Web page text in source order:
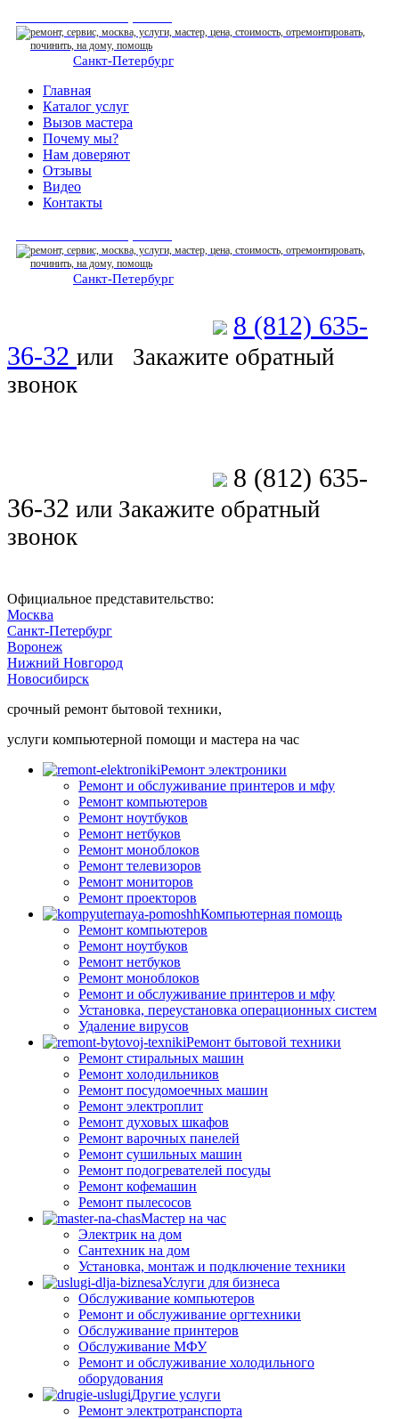
Санкт-Петербург
Главная
Каталог услуг
Вызов мастера
Почему мы?
Нам доверяют
Отзывы
Видео
Контакты
Санкт-Петербург
8 (812) 635-
36-32 или
Закажите обратный
звонок
8 (812) 635-
36-32 или Закажите обратный
звонок
Официальное представительство:
Москва
Санкт-Петербург
Воронеж
Нижний Новгород
Новосибирск
срочный ремонт бытовой техники,
услуги компьютерной помощи и мастера на час
Ремонт электроники
Ремонт и обслуживание принтеров и мфу
Ремонт компьютеров
Ремонт ноутбуков
Ремонт нетбуков
Ремонт моноблоков
Ремонт телевизоров
Ремонт мониторов
Ремонт проекторов
Компьютерная помощь
Ремонт компьютеров
Ремонт ноутбуков
Ремонт нетбуков
Ремонт моноблоков
Ремонт и обслуживание принтеров и мфу
Установка, переустановка операционных систем
Удаление вирусов
Ремонт бытовой техники
Ремонт стиральных машин
Ремонт холодильников
Ремонт посудомоечных машин
Ремонт электроплит
Ремонт духовых шкафов
Ремонт варочных панелей
Ремонт сушильных машин
Ремонт подогревателей посуды
Ремонт кофемашин
Ремонт пылесосов
Мастер на час
Электрик на дом
Сантехник на дом
Установка, монтаж и подключение техники
Услуги для бизнеса
Обслуживание компьютеров
Ремонт и обслуживание оргтехники
Обслуживание принтеров
Обслуживание МФУ
Ремонт и обслуживание холодильного
оборудования
Другие услуги
Ремонт электротранспорта